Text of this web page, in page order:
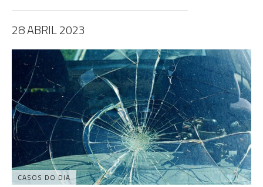
28 ABRIL 2023
CASOS DO DIA